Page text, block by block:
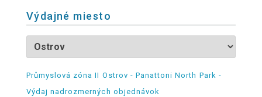
Výdajné miesto
Průmyslová zóna II Ostrov - Panattoni North Park -
Výdaj nadrozmerných objednávok